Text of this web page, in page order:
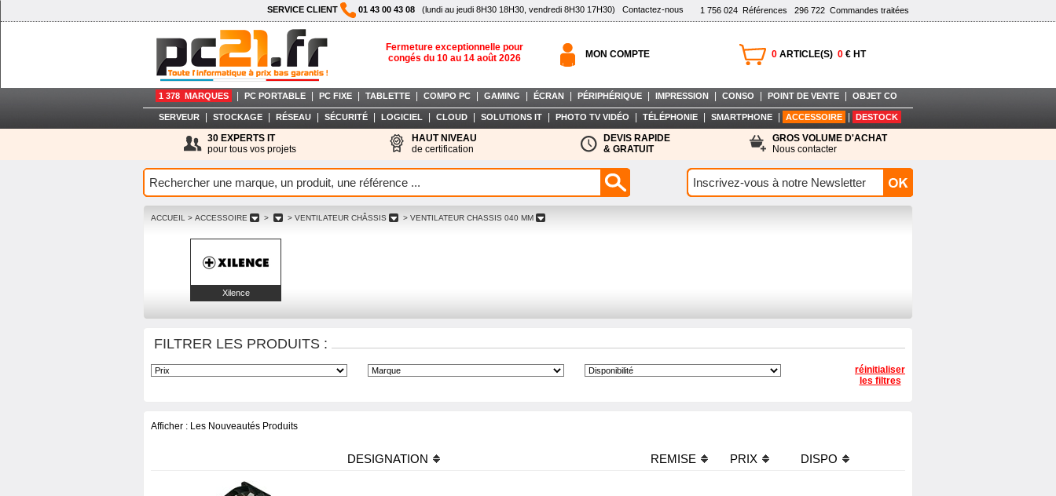
1 756 024 Références 296 722 Commandes traitées
SERVICE CLIENT 01 43 00 43 08 (lundi au jeudi 8H30 18H30, vendredi 8H30 17H30) Contactez-nous
Fermeture exceptionnelle pour
congés du 10 au 14 août 2026
0 ARTICLE(S) 0 € HT
MON COMPTE
1 378 MARQUES PC PORTABLE PC FIXE TABLETTE COMPO PC GAMING ÉCRAN PÉRIPHÉRIQUE IMPRESSION CONSO POINT DE VENTE OBJET CO
SERVEUR STOCKAGE RÉSEAU SÉCURITÉ LOGICIEL CLOUD SOLUTIONS IT PHOTO TV VIDÉO TÉLÉPHONIE SMARTPHONE ACCESSOIRE DESTOCK
30 EXPERTS IT
pour tous vos projets
HAUT NIVEAU
de certification
DEVIS RAPIDE
& GRATUIT
GROS VOLUME D'ACHAT
Nous contacter
ACCUEIL > ACCESSOIRE > > VENTILATEUR CHÂSSIS > VENTILATEUR CHASSIS 040 MM
Xilence
FILTRER LES PRODUITS :
réinitialiser
les filtres
Afficher : Les Nouveautés Produits
DESIGNATION REMISE PRIX DISPO